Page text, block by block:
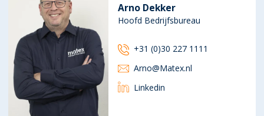
Arno Dekker
Hoofd Bedrijfsbureau
+31 (0)30 227 1111
Arno@Matex.nl
Linkedin